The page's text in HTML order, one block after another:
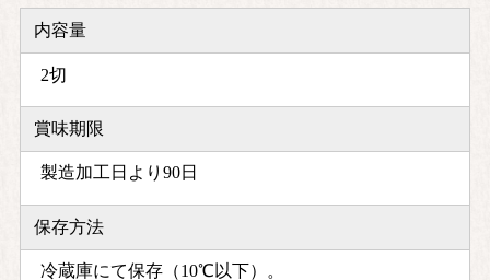
内容量
2切
賞味期限
製造加工日より90日
保存方法
冷蔵庫にて保存（10℃以下）。